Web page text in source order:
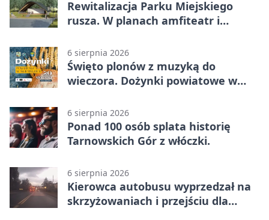
Rewitalizacja Parku Miejskiego
rusza. W planach amfiteatr i
6 sierpnia 2026
Święto plonów z muzyką do
wieczora. Dożynki powiatowe w
6 sierpnia 2026
Ponad 100 osób splata historię
Tarnowskich Gór z włóczki.
6 sierpnia 2026
Kierowca autobusu wyprzedzał na
skrzyżowaniach i przejściu dla